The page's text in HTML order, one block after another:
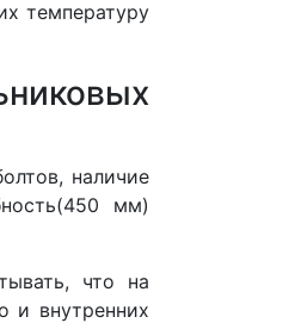
температуру
наличие
мм)
что на
и внутренних